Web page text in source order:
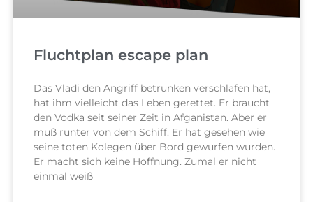
Fluchtplan escape plan
Das Vladi den Angriff betrunken verschlafen hat,
hat ihm vielleicht das Leben gerettet. Er braucht
den Vodka seit seiner Zeit in Afganistan. Aber er
muß runter von dem Schiff. Er hat gesehen wie
seine toten Kolegen über Bord gewurfen wurden.
Er macht sich keine Hoffnung. Zumal er nicht
einmal weiß